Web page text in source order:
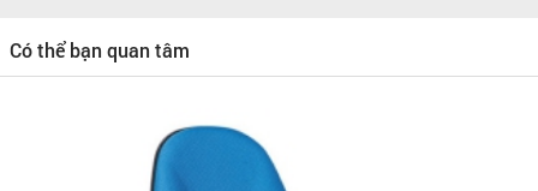
Có thể bạn quan tâm